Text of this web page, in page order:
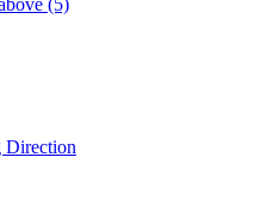
(5)
Direction